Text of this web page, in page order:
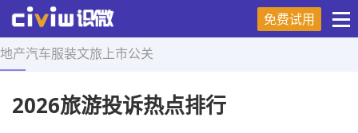
免费试用
地产汽车服装文旅 上市公关
首页 > 舆情知识 > 正文
2026旅游投诉热点排行